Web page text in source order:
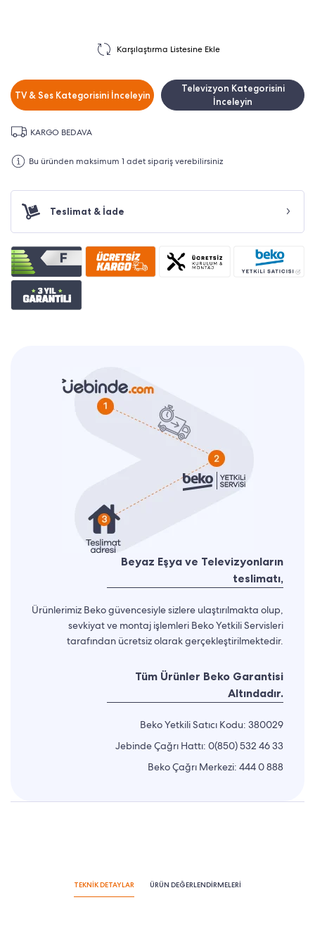
Karşılaştırma Listesine Ekle
TV & Ses Kategorisini İnceleyin
Televizyon Kategorisini
İnceleyin
KARGO BEDAVA
Bu üründen maksimum 1 adet sipariş verebilirsiniz
Teslimat & İade
Beyaz Eşya ve Televizyonların
teslimatı,
Ürünlerimiz Beko güvencesiyle sizlere ulaştırılmakta olup,
sevkiyat ve montaj işlemleri Beko Yetkili Servisleri
tarafından ücretsiz olarak gerçekleştirilmektedir.
Tüm Ürünler Beko Garantisi
Altındadır.
Beko Yetkili Satıcı Kodu: 380029
Jebinde Çağrı Hattı: 0(850) 532 46 33
Beko Çağrı Merkezi: 444 0 888
TEKNİK DETAYLAR ÜRÜN DEĞERLENDİRMELERİ